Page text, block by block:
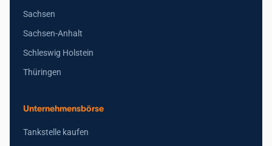
Sachsen
Sachsen-Anhalt
Schleswig Holstein
Thüringen
Unternehmensbörse
Tankstelle kaufen